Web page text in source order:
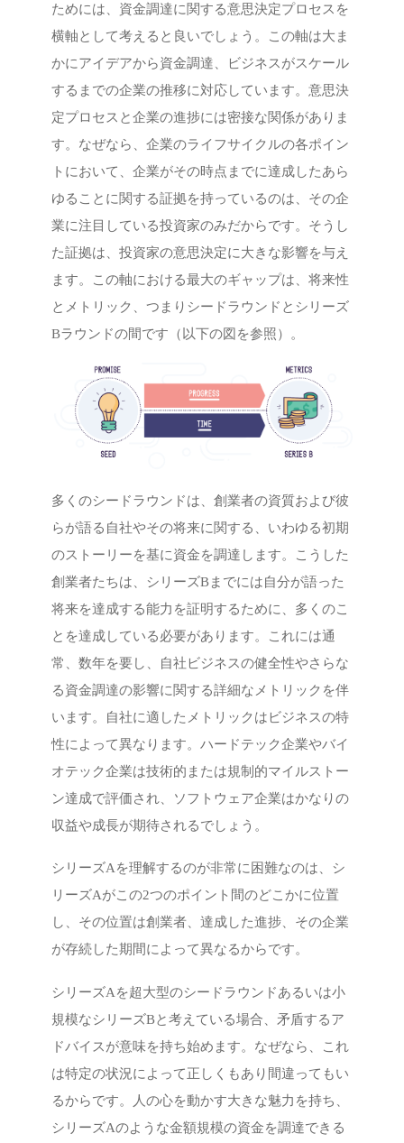
ためには、資金調達に関する意思決定プロセスを
横軸として考えると良いでしょう。この軸は大ま
かにアイデアから資金調達、ビジネスがスケール
するまでの企業の推移に対応しています。意思決
定プロセスと企業の進捗には密接な関係がありま
す。なぜなら、企業のライフサイクルの各ポイン
トにおいて、企業がその時点までに達成したあら
ゆることに関する証拠を持っているのは、その企
業に注目している投資家のみだからです。そうし
た証拠は、投資家の意思決定に大きな影響を与え
ます。この軸における最大のギャップは、将来性
とメトリック、つまりシードラウンドとシリーズ
Bラウンドの間です（以下の図を参照）。
多くのシードラウンドは、創業者の資質および彼
らが語る自社やその将来に関する、いわゆる初期
のストーリーを基に資金を調達します。こうした
創業者たちは、シリーズBまでには自分が語った
将来を達成する能力を証明するために、多くのこ
とを達成している必要があります。これには通
常、数年を要し、自社ビジネスの健全性やさらな
る資金調達の影響に関する詳細なメトリックを伴
います。自社に適したメトリックはビジネスの特
性によって異なります。ハードテック企業やバイ
オテック企業は技術的または規制的マイルストー
ン達成で評価され、ソフトウェア企業はかなりの
収益や成長が期待されるでしょう。
シリーズAを理解するのが非常に困難なのは、シ
リーズAがこの2つのポイント間のどこかに位置
し、その位置は創業者、達成した進捗、その企業
が存続した期間によって異なるからです。
シリーズAを超大型のシードラウンドあるいは小
規模なシリーズBと考えている場合、矛盾するア
ドバイスが意味を持ち始めます。なぜなら、これ
は特定の状況によって正しくもあり間違ってもい
るからです。人の心を動かす大きな魅力を持ち、
シリーズAのような金額規模の資金を調達できる